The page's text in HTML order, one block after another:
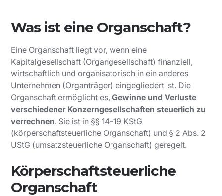
Was ist eine Organschaft?
Eine Organschaft liegt vor, wenn eine
Kapitalgesellschaft (Organgesellschaft) finanziell,
wirtschaftlich und organisatorisch in ein anderes
Unternehmen (Organträger) eingegliedert ist. Die
Organschaft ermöglicht es,Gewinne und Verluste
verschiedener Konzerngesellschaften steuerlich zu
verrechnen. Sie ist in §§ 14–19 KStG
(körperschaftsteuerliche Organschaft) und § 2 Abs. 2
UStG (umsatzsteuerliche Organschaft) geregelt.
Körperschaftsteuerliche
Organschaft